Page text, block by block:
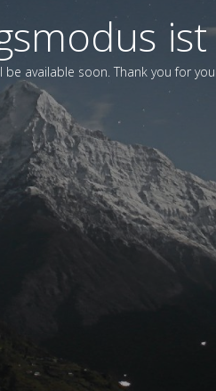
be available soon. Thank you for